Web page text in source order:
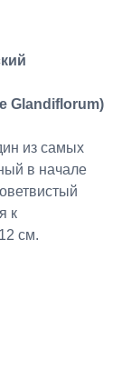
Glandiflorum)
из самых
в начале
к
см.